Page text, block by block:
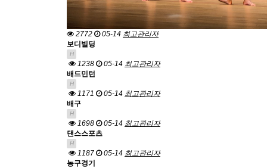
2772 05-14 최고관리자
보디빌딩
H
1238 05-14 최고관리자
배드민턴
H
1171 05-14 최고관리자
배구
H
1698 05-14 최고관리자
댄스스포츠
H
1187 05-14 최고관리자
농구경기